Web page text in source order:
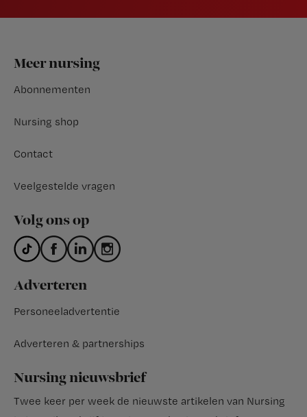
Footer
Meer nursing
Abonnementen
Nursing shop
Contact
Veelgestelde vragen
Volg ons op
Adverteren
Personeeladvertentie
Adverteren & partnerships
Nursing nieuwsbrief
Twee keer per week de nieuwste artikelen van Nursing